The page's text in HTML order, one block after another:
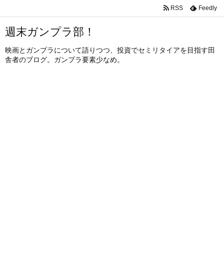
週末ガンプラ部！
映画とガンプラについて語りつつ、投資でセミリタイアを目指す田
舎者のブログ。ガンプラ要素少なめ。
RSS Feedly